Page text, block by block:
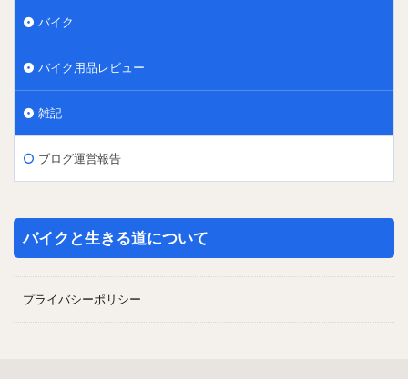
バイク
バイク用品レビュー
雑記
ブログ運営報告
バイクと生きる道について
プライバシーポリシー